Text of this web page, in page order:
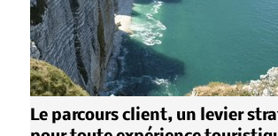
Le parcours client, un levier